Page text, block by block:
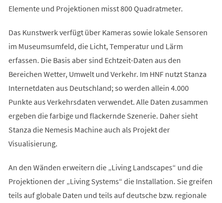
Elemente und Projektionen misst 800 Quadratmeter.
Das Kunstwerk verfügt über Kameras sowie lokale Sensoren
im Museumsumfeld, die Licht, Temperatur und Lärm
erfassen. Die Basis aber sind Echtzeit-Daten aus den
Bereichen Wetter, Umwelt und Verkehr. Im HNF nutzt Stanza
Internetdaten aus Deutschland; so werden allein 4.000
Punkte aus Verkehrsdaten verwendet. Alle Daten zusammen
ergeben die farbige und flackernde Szenerie. Daher sieht
Stanza die Nemesis Machine auch als Projekt der
Visualisierung.
An den Wänden erweitern die „Living Landscapes“ und die
Projektionen der „Living Systems“ die Installation. Sie greifen
teils auf globale Daten und teils auf deutsche bzw. regionale